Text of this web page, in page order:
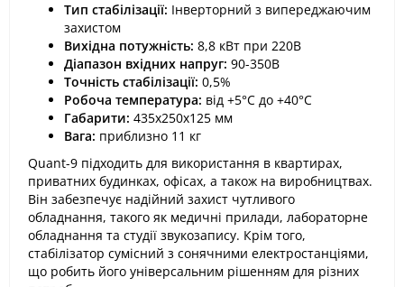
Тип стабілізації: Інверторний з випереджаючим
захистом
Вихідна потужність: 8,8 кВт при 220В
Діапазон вхідних напруг: 90-350В
Точність стабілізації: 0,5%
Робоча температура: від +5°C до +40°C
Габарити: 435х250х125 мм
Вага: приблизно 11 кг
Quant-9 підходить для використання в квартирах,
приватних будинках, офісах, а також на виробництвах.
Він забезпечує надійний захист чутливого
обладнання, такого як медичні прилади, лабораторне
обладнання та студії звукозапису. Крім того,
стабілізатор сумісний з сонячними електростанціями,
що робить його універсальним рішенням для різних